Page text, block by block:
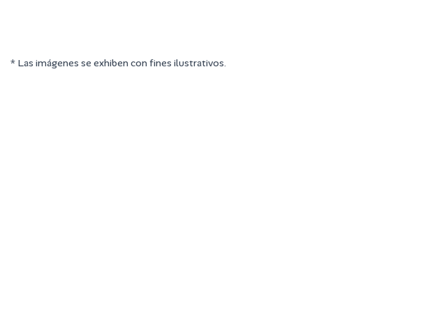
* Las imágenes se exhiben con fines ilustrativos.